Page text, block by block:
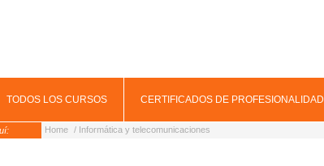
TODOS LOS CURSOS CERTIFICADOS DE PROFESIONALIDAD
Home / Informática y telecomunicaciones